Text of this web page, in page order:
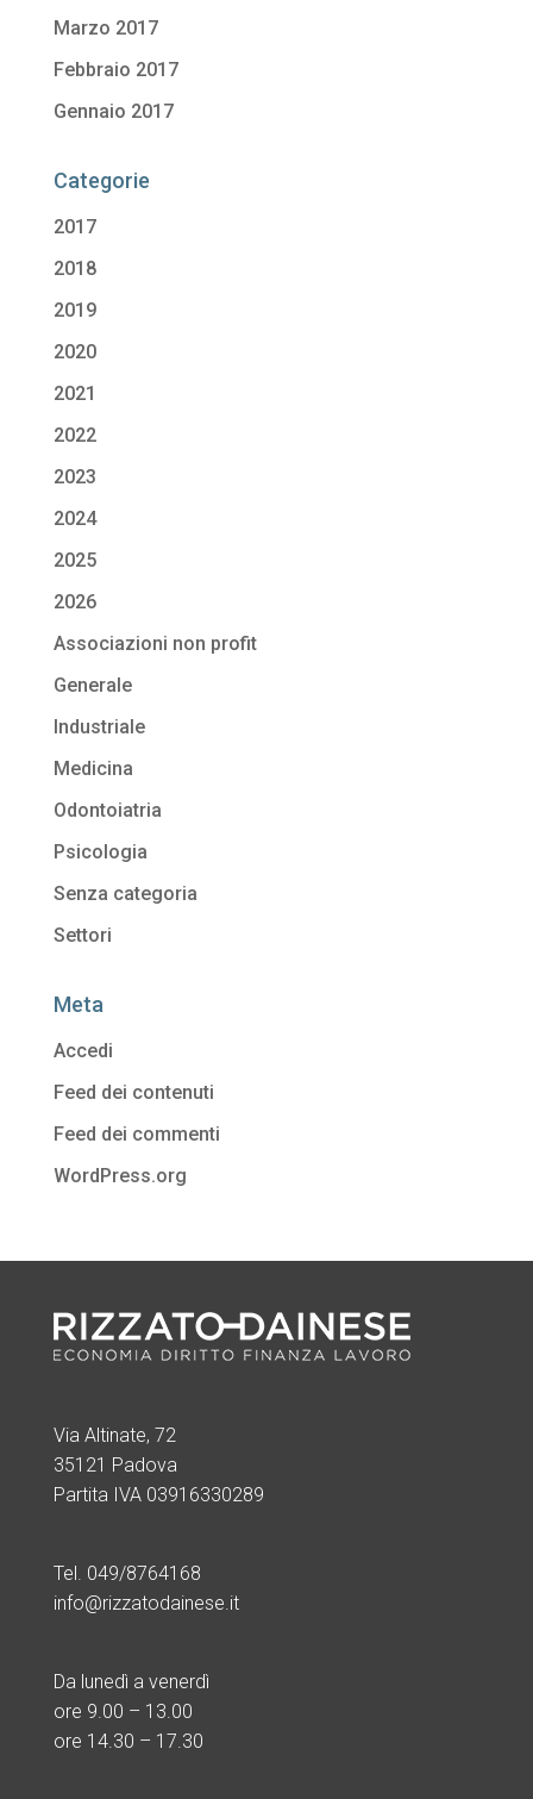
Marzo 2017
Febbraio 2017
Gennaio 2017
Categorie
2017
2018
2019
2020
2021
2022
2023
2024
2025
2026
Associazioni non profit
Generale
Industriale
Medicina
Odontoiatria
Psicologia
Senza categoria
Settori
Meta
Accedi
Feed dei contenuti
Feed dei commenti
WordPress.org
Via Altinate, 72
35121 Padova
Partita IVA 03916330289
Tel. 049/8764168
info@rizzatodainese.it
Da lunedì a venerdì
ore 9.00 – 13.00
ore 14.30 – 17.30